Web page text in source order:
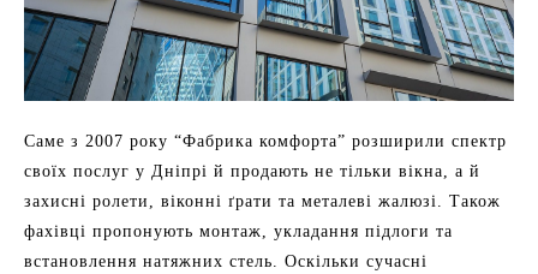
Саме з 2007 року “Фабрика комфорта” розширили спектр
своїх послуг у Дніпрі й продають не тільки вікна, а й
захисні ролети, віконні ґрати та металеві жалюзі. Також
фахівці пропонують монтаж, укладання підлоги та
встановлення натяжних стель. Оскільки сучасні